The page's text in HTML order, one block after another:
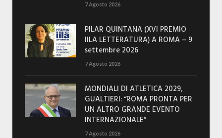
7 Agosto 2026
PILAR QUINTANA (XVI PREMIO
IILA LETTERATURA) A ROMA – 9
settembre 2026
7 Agosto 2026
MONDIALI DI ATLETICA 2029,
GUALTIERI: “ROMA PRONTA PER
UN ALTRO GRANDE EVENTO
INTERNAZIONALE”
7 Agosto 2026